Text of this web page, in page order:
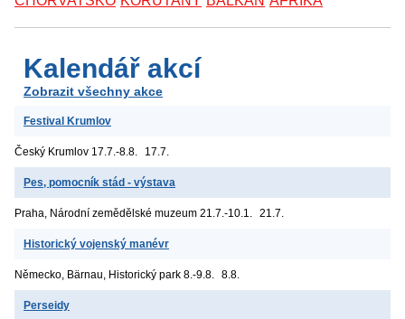
Kalendář akcí
Zobrazit všechny akce
Festival Krumlov
Český Krumlov 17.7.-8.8. 17.7.
Pes, pomocník stád - výstava
Praha, Národní zemědělské muzeum 21.7.-10.1. 21.7.
Historický vojenský manévr
Německo, Bärnau, Historický park 8.-9.8. 8.8.
Perseidy